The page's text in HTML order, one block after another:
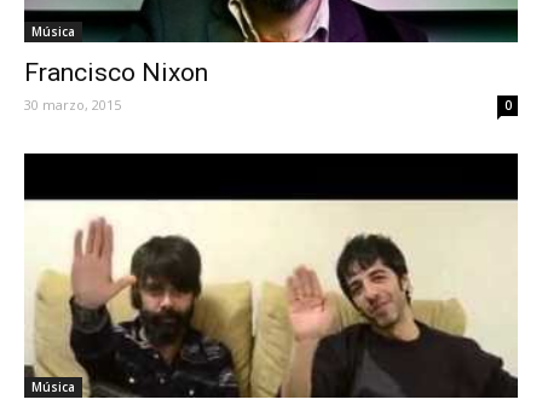
Música
Francisco Nixon
30 marzo, 2015 0
Música